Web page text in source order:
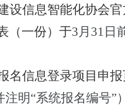
设信息智能化协会
（一份）于3月 31 日
名信息登录项目申
明“系统报名编号”